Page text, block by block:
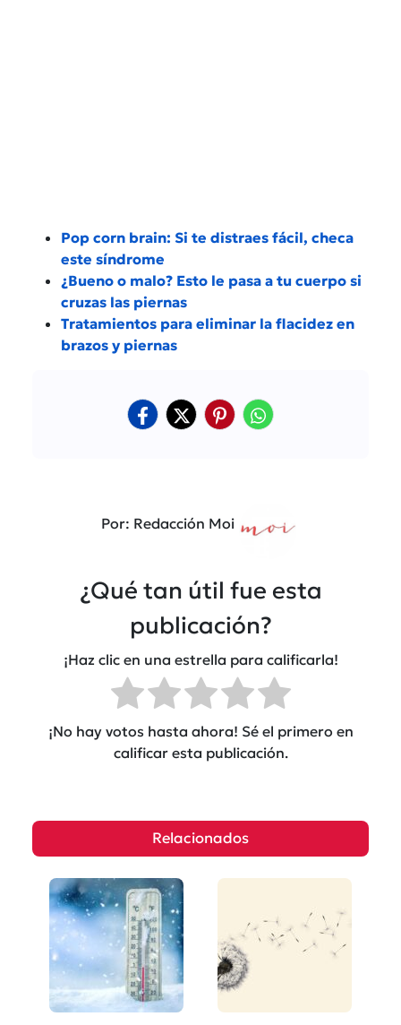
Pop corn brain: Si te distraes fácil, checa
este síndrome
¿Bueno o malo? Esto le pasa a tu cuerpo si
cruzas las piernas
Tratamientos para eliminar la flacidez en
brazos y piernas
Por: Redacción Moi
¿Qué tan útil fue esta
publicación?
¡Haz clic en una estrella para calificarla!
¡No hay votos hasta ahora! Sé el primero en
calificar esta publicación.
Relacionados